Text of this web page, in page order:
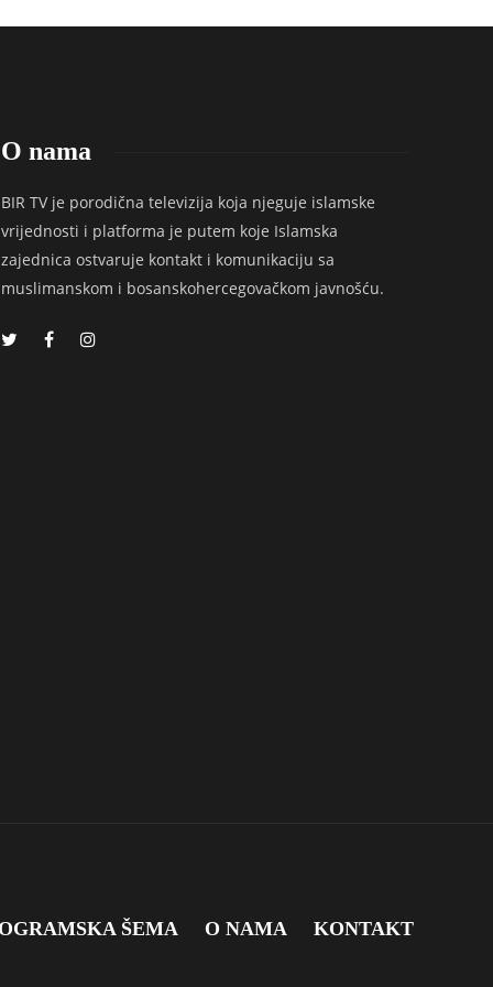
O nama
BIR TV je porodična televizija koja njeguje islamske
vrijednosti i platforma je putem koje Islamska
zajednica ostvaruje kontakt i komunikaciju sa
muslimanskom i bosanskohercegovačkom javnošću.
ŠEMA O NAMA KONTAKT